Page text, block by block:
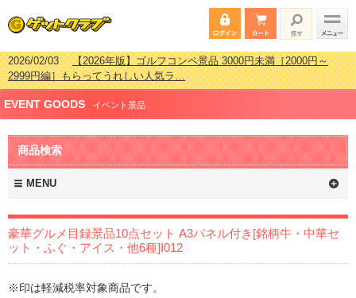
2026/07/15【2026年版】ビンゴゲーム景品おすすめ金額別人気ランキ
ング 更新しました！
2026/04/03【2026年版】ゴルフコンペ景品 3000円未満［2000円～
2999円編］もらってうれしい人気ラ…
2026/02/16【2026年版】結婚式の二次会で貰って嬉しい景品とは？ 更
新しました！
2026/02/03
2999円編］もらってうれしい人気ラ…
EVENT GOODS イベント景品
商品検索
MENU
豪華グルメ目録景品10点セット A3パネル付き[銘柄牛・中華セ
ット・ふぐ・アイス・他6種]I012
※印は軽減税率対象商品です。